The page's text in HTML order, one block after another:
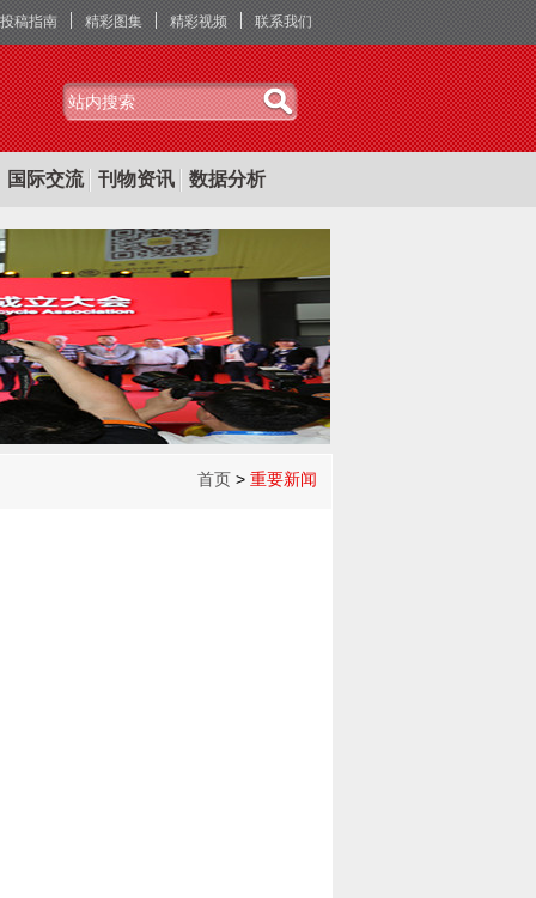
投稿指南 精彩图集 精彩视频 联系我们
国际交流 刊物资讯 数据分析
首页 > 重要新闻